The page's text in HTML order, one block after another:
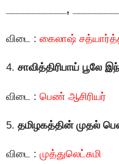
___________,
விடை : கைலாஷ்
4. சாவித்திரிபாய் பூலே
விடை : பெண் ஆசிரியர்
5. தமிழகத்தின் முதல்
விடை : முத்துலெட்சுமி